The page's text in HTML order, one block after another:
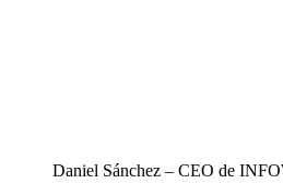
Daniel Sánchez – CEO de